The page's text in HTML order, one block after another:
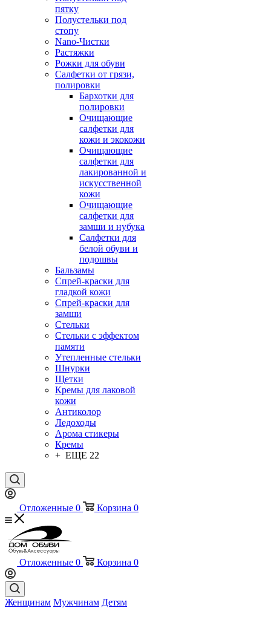
пятку
Полустельки под
стопу
Nano-Чистки
Растяжки
Рожки для обуви
Салфетки от грязи,
полировки
Бархотки для
полировки
Очищающие
салфетки для
кожи и экокожи
Очищающие
салфетки для
лакированной и
искусственной
кожи
Очищающие
салфетки для
замши и нубука
Салфетки для
белой обуви и
подошвы
Бальзамы
Спрей-краски для
гладкой кожи
Спрей-краски для
замши
Стельки
Стельки с эффектом
памяти
Утепленные стельки
Шнурки
Щетки
Кремы для лаковой
кожи
Антиколор
Ледоходы
Арома стикеры
Кремы
+ ЕЩЕ 22
Отложенные 0 Корзина 0
Отложенные 0 Корзина 0
Женщинам Мужчинам Детям